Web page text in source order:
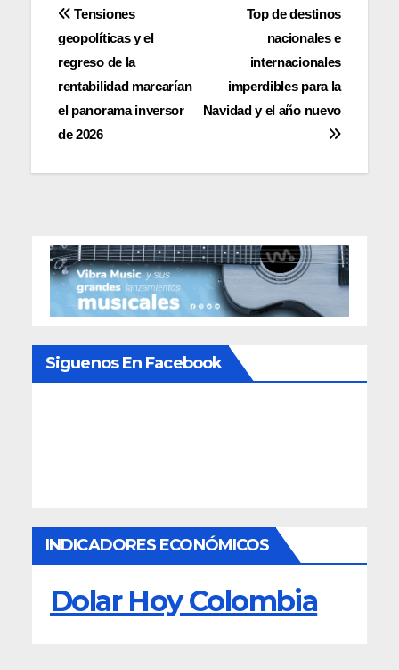
Navegación
de
entradas
Top de destinos
nacionales e
internacionales
imperdibles para la
Navidad y el año nuevo
Tensiones
geopolíticas y el
regreso de la
rentabilidad marcarían
el panorama inversor
de 2026
Siguenos En Facebook
INDICADORES ECONÓMICOS
Dolar Hoy Colombia